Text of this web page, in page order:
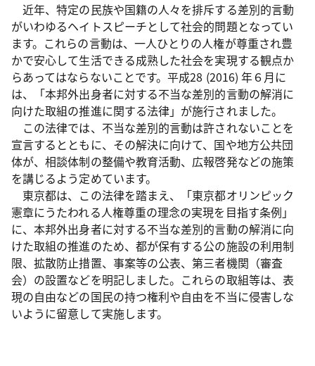
近年、特定の民族や国籍の人々を排斥する差別的言動
がいわゆるヘイトスピーチとして社会的問題となってい
ます。これらの言動は、一人ひとりの人権が尊重され豊
かで安心して生活できる成熟した社会を実現する観点か
らあってはならないことです。平成28 (2016) 年６月に
は、「本邦外出身者に対する不当な差別的言動の解消に
向けた取組の推進に関する法律」が施行されました。
この法律では、不当な差別的言動は許されないことを
宣言するとともに、その解決に向けて、国や地方公共団
体が、相談体制の整備や教育活動、広報啓発などの施策
を講じるよう定めています。
東京都は、この法律を踏まえ、「東京都オリンピック
憲章にうたわれる人権尊重の理念の実現を目指す条例」
に、本邦外出身者に対する不当な差別的言動の解消に向
けた取組の推進のため、都が保有する公の施設の利用制
限、拡散防止措置、事案等の公表、第三者機関（審査
会）の設置などを明記しました。これらの取組等は、表
現の自由などの国民の持つ権利や自由を不当に侵害しな
いように留意して実施します。